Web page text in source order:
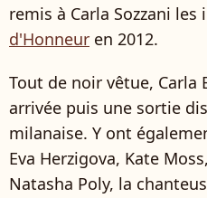
remis à Carla Sozzani les
d'Honneur en 2012.
Tout de noir vêtue, Carla
arrivée puis une sortie
milanaise. Y ont
Eva Herzigova, Kate
Natasha Poly, la